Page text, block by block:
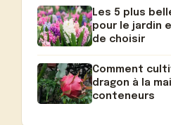
Les 5 plus
pour le jardin
de choisir
Comment
dragon à la
conteneurs